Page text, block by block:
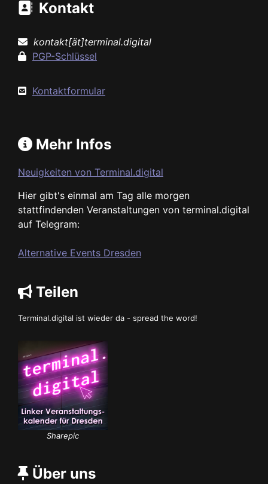
Kontakt
kontakt[ät]terminal.digital
PGP-Schlüssel
Kontaktformular
Mehr Infos
Neuigkeiten von Terminal.digital
Hier gibt's einmal am Tag alle morgen
stattfindenden Veranstaltungen von terminal.digital
auf Telegram:
Alternative Events Dresden
Teilen
Terminal.digital ist wieder da - spread the word!
Sharepic
Über uns